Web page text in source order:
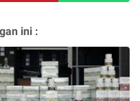
ini :